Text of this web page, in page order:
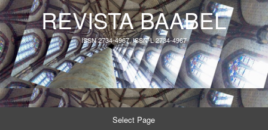
REVISTA BAABEL
ISSN 2734-4967, ISSN-L 2734-4967
Select Page